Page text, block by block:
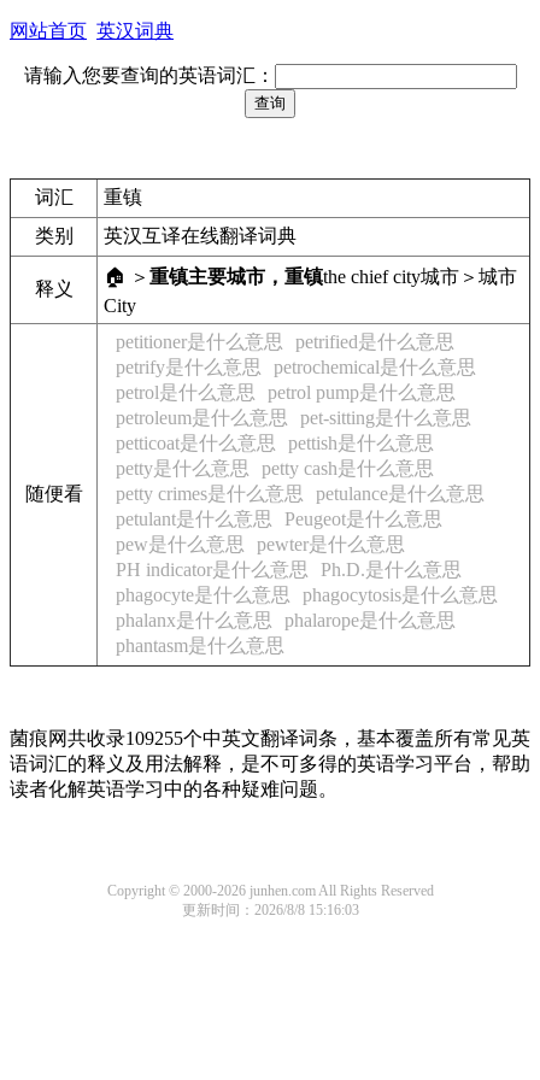
网站首页 英汉词典
请输入您要查询的英语词汇：
词汇
重镇
类别
英汉互译在线翻译词典
释义
🏠 ＞ 重镇主要城市，重镇the chief city城市＞城市
City
随便看
petitioner是什么意思
petrified是什么意思
petrify是什么意思
petrochemical是什么意思
petrol是什么意思
petrol pump是什么意思
petroleum是什么意思
pet-sitting是什么意思
petticoat是什么意思
pettish是什么意思
petty是什么意思
petty cash是什么意思
petty crimes是什么意思
petulance是什么意思
petulant是什么意思
Peugeot是什么意思
pew是什么意思
pewter是什么意思
PH indicator是什么意思
Ph.D.是什么意思
phagocyte是什么意思
phagocytosis是什么意思
phalanx是什么意思
phalarope是什么意思
phantasm是什么意思
菌痕网共收录109255个中英文翻译词条，基本覆盖所有常见英
语词汇的释义及用法解释，是不可多得的英语学习平台，帮助
读者化解英语学习中的各种疑难问题。
Copyright © 2000-2026 junhen.com All Rights Reserved
更新时间：2026/8/8 15:16:03